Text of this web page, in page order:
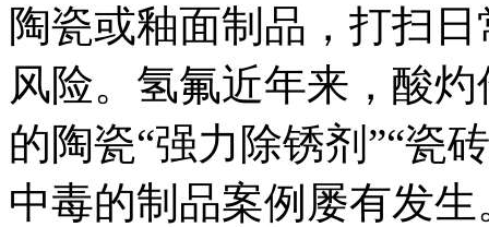
陶瓷或釉面制品，打扫
风险。氢氟近年来，酸
的陶瓷“强力除锈剂”“瓷
中毒的制品案例屡有发